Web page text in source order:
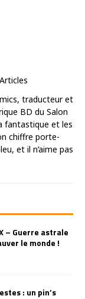
traducteur et
BD du Salon
fantastique et les
chiffre porte-
et il n’aime pas
– Guerre astrale
le monde !
: un pin’s